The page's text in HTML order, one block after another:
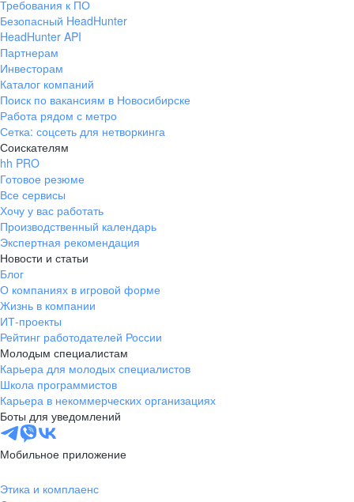
Требования к ПО
Безопасный HeadHunter
HeadHunter API
Партнерам
Инвесторам
Каталог компаний
Поиск по вакансиям в Новосибирске
Работа рядом с метро
Сетка: соцсеть для нетворкинга
Соискателям
hh PRO
Готовое резюме
Все сервисы
Хочу у вас работать
Производственный календарь
Экспертная рекомендация
Новости и статьи
Блог
О компаниях в игровой форме
Жизнь в компании
ИТ-проекты
Рейтинг работодателей России
Молодым специалистам
Карьера для молодых специалистов
Школа программистов
Карьера в некоммерческих организациях
Боты для уведомлений
Мобильное приложение
Этика и комплаенс